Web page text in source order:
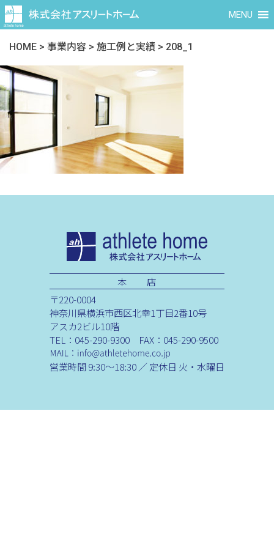
MENU
HOME > 事業内容 > 施工例と実績 > 208_1
本 店
〒220-0004
神奈川県横浜市西区北幸1丁目2番10号
アスカ2ビル10階
TEL：045-290-9300 FAX：045-290-9500
営業時間 9:30～18:30 ／ 定休日 火・水曜日